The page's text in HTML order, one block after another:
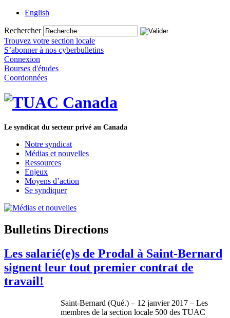
English
Rechercher
Trouvez votre section locale
S’abonner à nos cyberbulletins
Connexion
Bourses d'études
Coordonnées
Le syndicat du secteur privé au Canada
Notre syndicat
Médias et nouvelles
Ressources
Enjeux
Moyens d’action
Se syndiquer
Bulletins Directions
Les salarié(e)s de Prodal à Saint-Bernard
signent leur tout premier contrat de
travail!
Saint-Bernard (Qué.) – 12 janvier 2017 – Les
membres de la section locale 500 des TUAC